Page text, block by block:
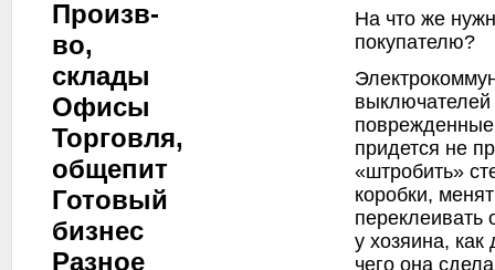
Произв-
во,
склады
Офисы
Торговля,
общепит
Готовый
бизнес
Разное
На что же
покупателю?
выключателей
придется не
«штробить»
коробки,
переклеивать
у хозяина,
чего она